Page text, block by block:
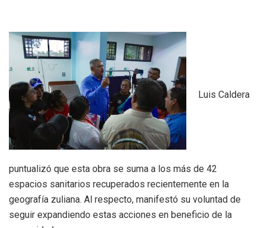
Luis Caldera
puntualizó que esta obra se suma a los más de 42
espacios sanitarios recuperados recientemente en la
geografía zuliana. Al respecto, manifestó su voluntad de
seguir expandiendo estas acciones en beneficio de la